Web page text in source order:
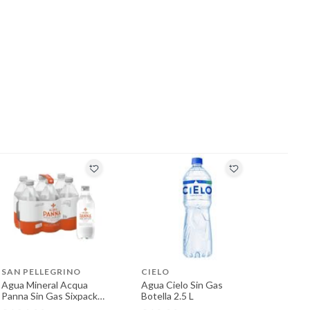
SAN PELLEGRINO
Agua Mineral Acqua
Panna Sin Gas Sixpack
CIELO
Agua Cielo Sin Gas
Botella 2.5 L